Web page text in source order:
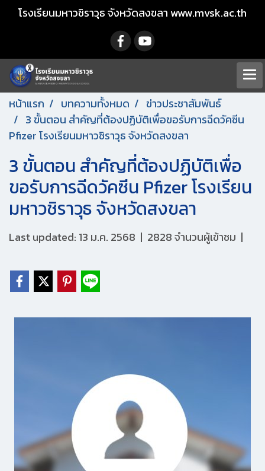
โรงเรียนมหาวชิราวุธ จังหวัดสงขลา www.mvsk.ac.th
หน้าแรก บทความทั้งหมด
ข่าวประชาสัมพันธ์
3 ขั้นตอน สำคัญที่ต้องปฏิบัติเพื่อขอรับการฉีดวัคซีน
Pfizer โรงเรียนมหาวชิราวุธ จังหวัดสงขลา
3 ขั้นตอน สำคัญที่ต้องปฏิบัติเพื่อ
ขอรับการฉีดวัคซีน Pfizer โรงเรียน
มหาวชิราวุธ จังหวัดสงขลา
Last updated: 13 ม.ค. 2568 | 2828 จำนวนผู้เข้าชม |